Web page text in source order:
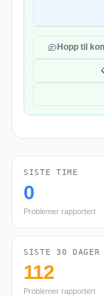
Hopp til
SISTE TIME
0
Problemer rapportert
SISTE 30 DAGER
112
Problemer rapportert